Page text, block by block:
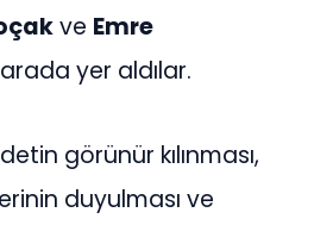
ve Emre
yer aldılar.
görünür kılınması,
duyulması ve